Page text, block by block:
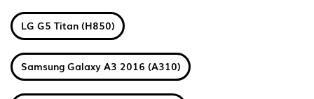
LG G5 Titan (H850)
Samsung Galaxy A3 2016 (A310)